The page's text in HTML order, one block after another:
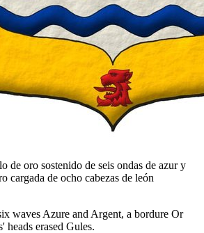
de oro sostenido de seis ondas de azur y
cargada de ocho cabezas de león
waves Azure and Argent, a bordure Or
heads erased Gules.